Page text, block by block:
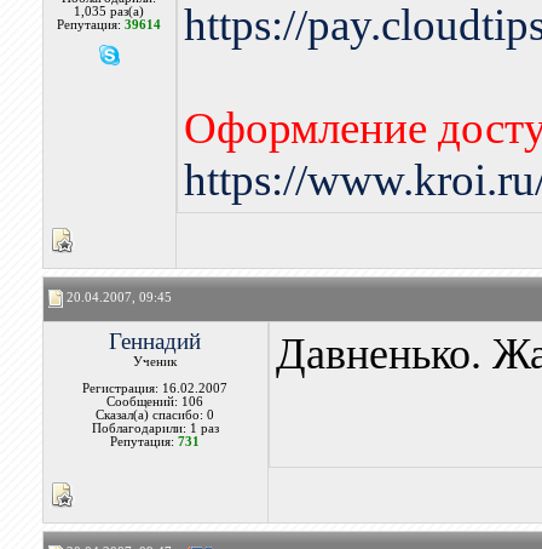
1,035 раз(а)
Репутация:39614
https://
Оформление
https://
20.04.2007, 09:45
Геннадий
Ученик
Регистрация: 16.02.2007
Сообщений: 106
Сказал(а) спасибо: 0
Поблагодарили: 1 раз
Репутация:731
Давненько.